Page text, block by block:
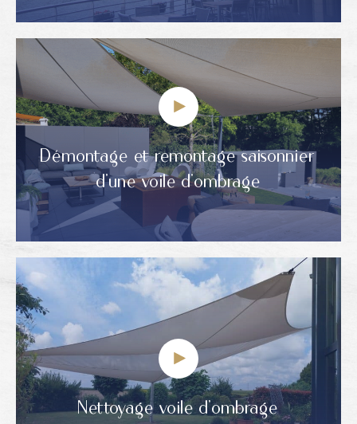
Démontage et remontage saisonnier
d’une voile d’ombrage
Nettoyage voile d’ombrage